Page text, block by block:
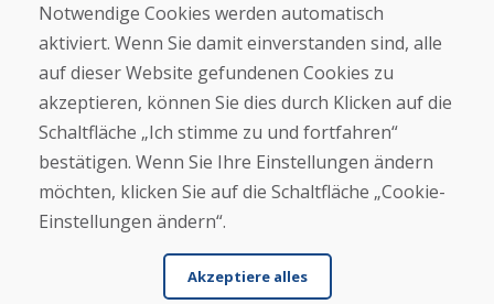
E-Shop
Geschäftsbedingungen
Zahlung
Beschwerde
Rückgabe und Umtausch von Waren
Cookies
Notwendige Cookies werden automatisch
aktiviert. Wenn Sie damit einverstanden sind, alle
auf dieser Website gefundenen Cookies zu
akzeptieren, können Sie dies durch Klicken auf die
Schaltfläche „Ich stimme zu und fortfahren“
bestätigen. Wenn Sie Ihre Einstellungen ändern
möchten, klicken Sie auf die Schaltfläche „Cookie-
Einstellungen ändern“.
Akzeptiere alles